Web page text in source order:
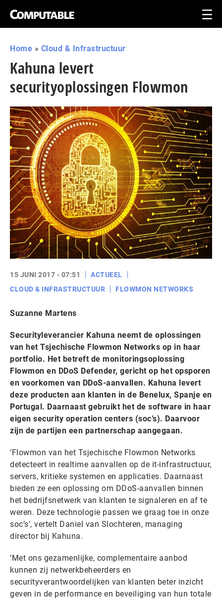
Home » Cloud & Infrastructuur
Kahuna levert
securityoplossingen Flowmon
15 JUNI 2017 - 07:51
ACTUEEL
CLOUD & INFRASTRUCTUUR
FLOWMON NETWORKS
Suzanne Martens
Securityleverancier Kahuna neemt de oplossingen
van het Tsjechische Flowmon Networks op in haar
portfolio. Het betreft de monitoringsoplossing
Flowmon en DDoS Defender, gericht op het opsporen
en voorkomen van DDoS-aanvallen. Kahuna levert
deze producten aan klanten in de Benelux, Spanje en
Portugal. Daarnaast gebruikt het de software in haar
eigen security operation centers (soc’s). Daarvoor
zijn de partijen een partnerschap aangegaan.
‘Flowmon van het Tsjechische Flowmon Networks
detecteert in realtime aanvallen op de it-infrastructuur,
servers, kritieke systemen en applicaties. Daarnaast
bieden ze een oplossing om DDoS-aanvallen binnen
het bedrijfsnetwerk van klanten te signaleren en af te
weren. Deze technologie passen we graag toe in onze
soc’s’, vertelt Daniel van Slochteren, managing
director bij Kahuna.
‘Met ons gezamenlijke, complementaire aanbod
kunnen zij netwerkbeheerders en
securityverantwoordelijken van klanten beter inzicht
geven in de performance en beveiliging van hun totale